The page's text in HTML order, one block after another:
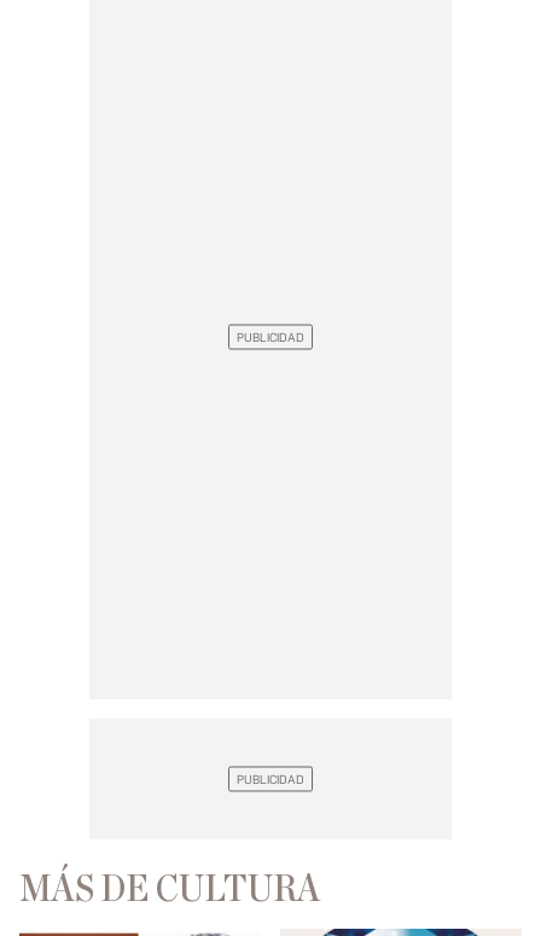
MÁS DE CULTURA